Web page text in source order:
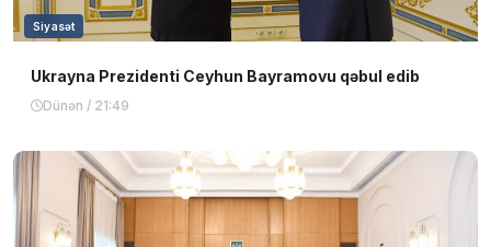
Siyasət
Ukrayna Prezidenti Ceyhun Bayramovu qəbul edib
Dünən / 21:49